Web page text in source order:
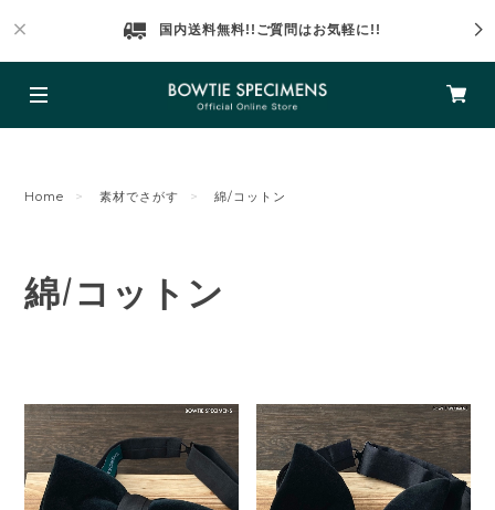
国内送料無料!!ご質問はお気軽に!!
Home 素材でさがす 綿/コットン
綿/コットン